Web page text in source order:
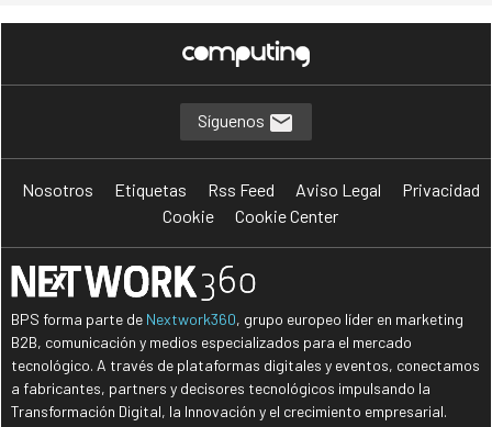
Síguenos
Nosotros Etiquetas Rss Feed Aviso Legal
Privacidad
Cookie
Cookie Center
BPS forma parte de Nextwork360, grupo europeo líder en marketing
B2B, comunicación y medios especializados para el mercado
tecnológico. A través de plataformas digitales y eventos, conectamos
a fabricantes, partners y decisores tecnológicos impulsando la
Transformación Digital, la Innovación y el crecimiento empresarial.